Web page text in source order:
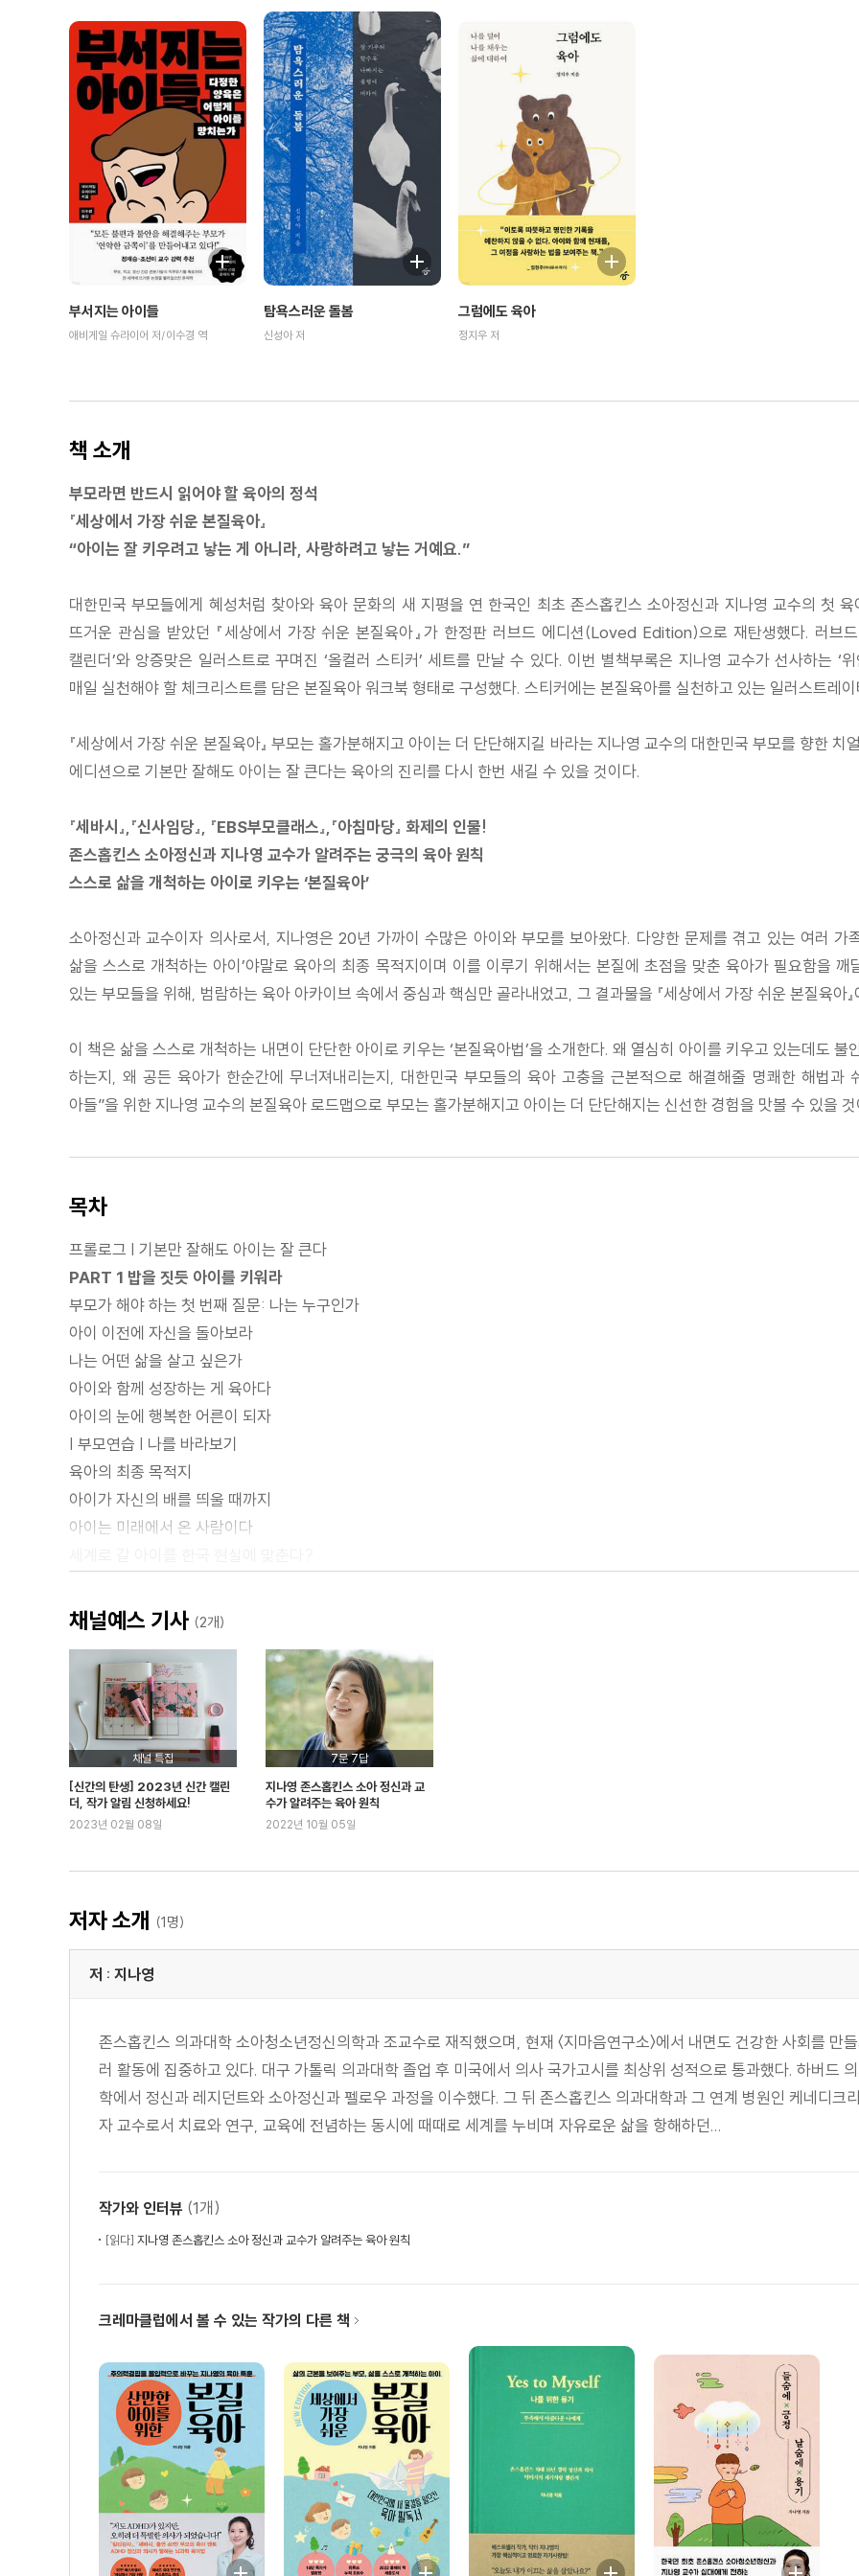
부서지는 아이들
애비게일 슈라이어 저/이수경 역
탐욕스러운 돌봄
신성아 저
그럼에도 육아
정지우 저
책 소개
부모라면 반드시 읽어야 할 육아의 정석
『세상에서 가장 쉬운 본질육아』
“아이는 잘 키우려고 낳는 게 아니라, 사랑하려고 낳는 거예요.”
대한민국 부모들에게 혜성처럼 찾아와 육아 문화의 새 지평을 연 한국인 최초 존스홉킨스 소아정신과 지나영 교수의 첫
뜨거운 관심을 받았던 『세상에서 가장 쉬운 본질육아』가 한정판 러브드 에디션(Loved Edition)으로 재탄생했다. 러브
캘린더’와 앙증맞은 일러스트로 꾸며진 ‘올컬러 스티커’ 세트를 만날 수 있다. 이번 별책부록은 지나영 교수가 선사하는
매일 실천해야 할 체크리스트를 담은 본질육아 워크북 형태로 구성했다. 스티커에는 본질육아를 실천하고 있는 일러스트레
『세상에서 가장 쉬운 본질육아』 부모는 홀가분해지고 아이는 더 단단해지길 바라는 지나영 교수의 대한민국 부모를 향한
에디션으로 기본만 잘해도 아이는 잘 큰다는 육아의 진리를 다시 한번 새길 수 있을 것이다.
『세바시』,『신사임당』, 『EBS부모클래스』,『아침마당』 화제의 인물!
존스홉킨스 소아정신과 지나영 교수가 알려주는 궁극의 육아 원칙
스스로 삶을 개척하는 아이로 키우는 ‘본질육아’
소아정신과 교수이자 의사로서, 지나영은 20년 가까이 수많은 아이와 부모를 보아왔다. 다양한 문제를 겪고 있는 여러 가
삶을 스스로 개척하는 아이’야말로 육아의 최종 목적지이며 이를 이루기 위해서는 본질에 초점을 맞춘 육아가 필요함을
있는 부모들을 위해, 범람하는 육아 아카이브 속에서 중심과 핵심만 골라내었고, 그 결과물을 『세상에서 가장 쉬운 본질육아
이 책은 삶을 스스로 개척하는 내면이 단단한 아이로 키우는 ‘본질육아법’을 소개한다. 왜 열심히 아이를 키우고 있는데도
하는지, 왜 공든 육아가 한순간에 무너져내리는지, 대한민국 부모들의 육아 고충을 근본적으로 해결해줄 명쾌한 해법
아들”을 위한 지나영 교수의 본질육아 로드맵으로 부모는 홀가분해지고 아이는 더 단단해지는 신선한 경험을 맛볼 수 있을
목차
프롤로그 | 기본만 잘해도 아이는 잘 큰다
PART 1 밥을 짓듯 아이를 키워라
부모가 해야 하는 첫 번째 질문: 나는 누구인가
아이 이전에 자신을 돌아보라
나는 어떤 삶을 살고 싶은가
아이와 함께 성장하는 게 육아다
아이의 눈에 행복한 어른이 되자
| 부모연습 | 나를 바라보기
육아의 최종 목적지
아이가 자신의 배를 띄울 때까지
아이는 미래에서 온 사람이다
현실이 그렇다? 부모의 욕심이다!
육아의 기본 원칙, 밥 짓기 요법
기본 원칙을 지키고 있는가
아이 고유의 맛을 살려주고 있는가
아이가 잠재력을 펼치도록 도와줘라
| 부모연습 | 아이 잠재력 찾아보기
쌀: 내 아이의 재능을 찾는 법
생각보다 다양한 지능의 세계
조련사가 아닌 조력자가 되어라
| 부모연습 | 아이 이해하기
물: 아이의 자존감을 키우는 부모의 메시지
아이와 자연스럽게 공감하는 맞장구 요법
| 부모연습 | 아이의 자존감 올리기
물: 단점을 극복하고 자존감을 올리는 호두 까기 요법
단점을 당당하게 까버리면 더 이상 단점이 아니다
| 부모연습 | 아이와 함께 단점 극복하기
물: 예민한 아이의 자존감을 올려주는 몸값 요법
| 부모연습 | 예민한 아이의 자존감 올리기
불: 가치를 가르치면 어떤 경우에도 아이는 바로 선다
아이에게 꼭 가르쳐야 하는 4가지 가치
맡은 일을 잘해내는 아이, 신뢰와 책임감
더 큰 사람으로 만드는 기여와 배려
긍정적인 마음자세, 아이의 평생을 지탱한다
부모가 롤모델이 되어라
| 부모연습 | 4가지 가치 가르쳐보기
PART 2 아이를 움직이는 힘을 알아라
채널예스 기사 (2개)
채널 특집
[신간의 탄생] 2023년 신간 캘린
더, 작가 알림 신청하세요!
2023년 02월 08일
7문 7답
지나영 존스홉킨스 소아 정신과 교
수가 알려주는 육아 원칙
2022년 10월 05일
저자 소개 (1명)
저 : 지나영
존스홉킨스 의과대학 소아청소년정신의학과 조교수로 재직했으며, 현재 〈지마음연구소〉에서 내면도 건강한 사회를
러 활동에 집중하고 있다. 대구 가톨릭 의과대학 졸업 후 미국에서 의사 국가고시를 최상위 성적으로 통과했다. 하버드
학에서 정신과 레지던트와 소아정신과 펠로우 과정을 이수했다. 그 뒤 존스홉킨스 의과대학과 그 연계 병원인 케네디크
자 교수로서 치료와 연구, 교육에 전념하는 동시에 때때로 세계를 누비며 자유로운 삶을 항해하던...
작가와 인터뷰 (1개)
[읽다] 지나영 존스홉킨스 소아 정신과 교수가 알려주는 육아 원칙
크레마클럽에서 볼 수 있는 작가의 다른 책